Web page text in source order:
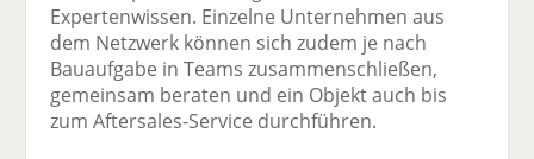
Expertenwissen. Einzelne Unternehmen aus
dem Netzwerk können sich zudem je nach
Bauaufgabe in Teams zusammenschließen,
gemeinsam beraten und ein Objekt auch bis
zum Aftersales-Service durchführen.